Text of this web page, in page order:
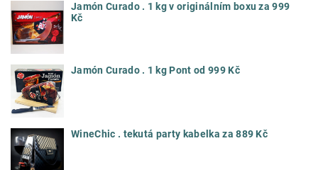
Jamón Curado . 1 kg v originálním boxu za 999
Kč
Jamón Curado . 1 kg Pont od 999 Kč
WineChic . tekutá party kabelka za 889 Kč